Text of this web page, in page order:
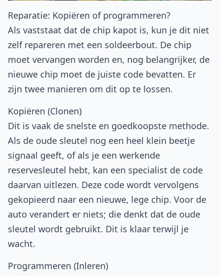
Reparatie: Kopiëren of programmeren?
Als vaststaat dat de chip kapot is, kun je dit niet
zelf repareren met een soldeerbout. De chip
moet vervangen worden en, nog belangrijker, de
nieuwe chip moet de juiste code bevatten. Er
zijn twee manieren om dit op te lossen.
Kopiëren (Clonen)
Dit is vaak de snelste en goedkoopste methode.
Als de oude sleutel nog een heel klein beetje
signaal geeft, of als je een werkende
reservesleutel hebt, kan een specialist de code
daarvan uitlezen. Deze code wordt vervolgens
gekopieerd naar een nieuwe, lege chip. Voor de
auto verandert er niets; die denkt dat de oude
sleutel wordt gebruikt. Dit is klaar terwijl je
wacht.
Programmeren (Inleren)